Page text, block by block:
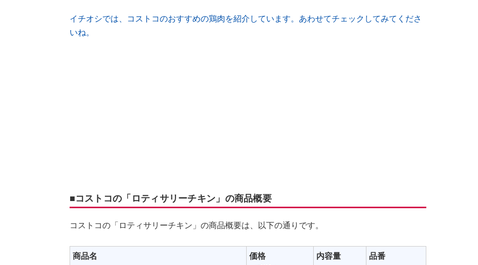
イチオシでは、コストコのおすすめの鶏肉を紹介しています。あわせてチェックしてみてくださ
いね。
■コストコの「ロティサリーチキン」の商品概要
コストコの「ロティサリーチキン」の商品概要は、以下の通りです。
商品名
価格
内容量 品番